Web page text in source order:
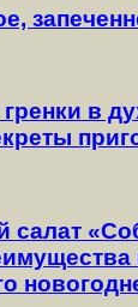
в
салат